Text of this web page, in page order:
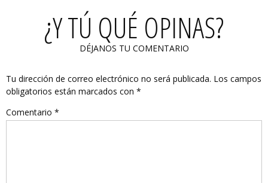
¿Y TÚ QUÉ OPINAS?
DÉJANOS TU COMENTARIO
Tu dirección de correo electrónico no será publicada. Los campos
obligatorios están marcados con *
Comentario *